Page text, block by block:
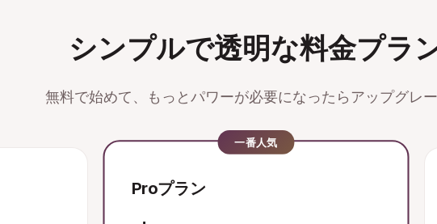
シンプルで透明な料金プラ
無料で始めて、もっとパワーが必要になったらアップグレー
一番人気
Proプラン